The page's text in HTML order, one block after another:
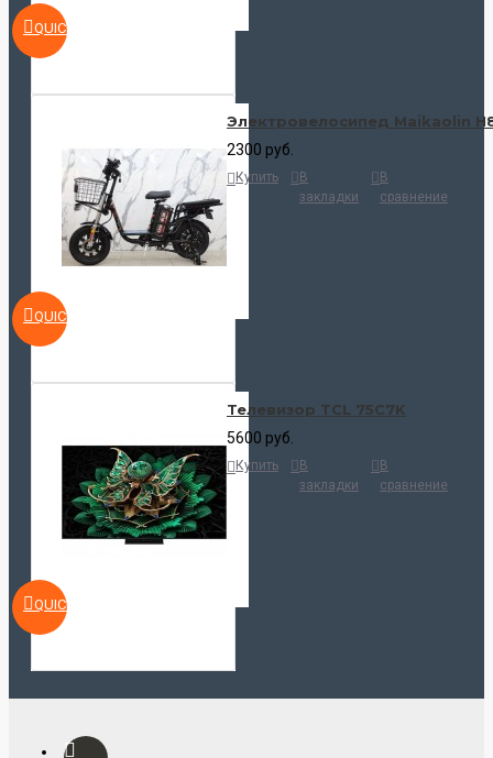
QUICKVIEW
QUICKVIEW
Электровелосипед Maikaolin
2300 руб.
Купить
В
закладки
В
сравнение
QUICKVIEW
Телевизор TCL 75C7K
5600 руб.
Купить
В
закладки
В
сравнение